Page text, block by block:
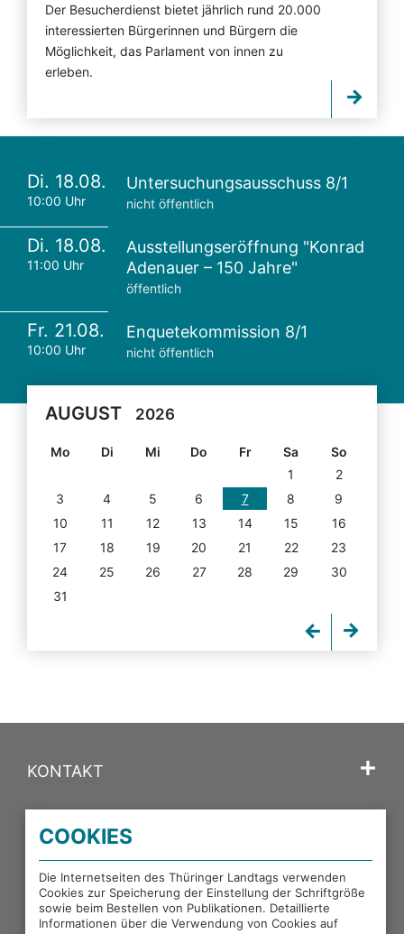
Der Besucherdienst bietet jährlich rund 20.000
interessierten Bürgerinnen und Bürgern die
Möglichkeit, das Parlament von innen zu
erleben.
Di. 18.08.
10:00 Uhr
Untersuchungsausschuss 8/1
nicht öffentlich
Di. 18.08.
11:00 Uhr
Ausstellungseröffnung "Konrad
Adenauer – 150 Jahre"
öffentlich
Fr. 21.08.
10:00 Uhr
Enquetekommission 8/1
nicht öffentlich
AUGUST 2026
Mo Di Mi Do Fr Sa
So
1
2
3
4 5 6 7 8
9
10
11 12 13 14 15
16
17
18 19 20 21 22
23
24
25 26 27 28 29
30
31
KONTAKT
PORTALE DES THÜRINGER LANDTAGS
EXTERNE LINKS
COOKIES
Die Internetseiten des Thüringer Landtags verwenden
Cookies zur Speicherung der Einstellung der Schriftgröße
sowie beim Bestellen von Publikationen. Detaillierte
Informationen über die Verwendung von Cookies auf